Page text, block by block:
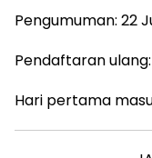
Pengumuman: 22
Pendaftaran
Hari pertama